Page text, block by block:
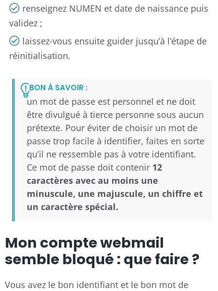
renseignez NUMEN et date de naissance puis
validez ;
laissez-vous ensuite guider jusqu’à l’étape de
réinitialisation.
BON À SAVOIR :
un mot de passe est personnel et ne doit
être divulgué à tierce personne sous aucun
prétexte. Pour éviter de choisir un mot de
passe trop facile à identifier, faites en sorte
qu’il ne ressemble pas à votre identifiant.
Ce mot de passe doit contenir 12
caractères avec au moins une
minuscule, une majuscule, un chiffre et
un caractère spécial.
Mon compte webmail
semble bloqué : que faire ?
Vous avez le bon identifiant et le bon mot de